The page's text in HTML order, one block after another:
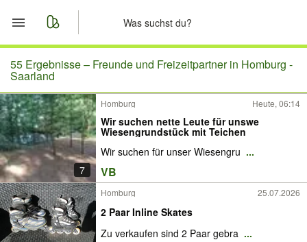
Start
Merkliste
Nachrichten
Anzeige aufgeben
55 Ergebnisse – Freunde und Freizeitpartner in Homburg -
Saarland
7
Homburg Heute, 06:14
Wir suchen nette Leute für unswe
Wiesengrundstück mit Teichen
Wir suchen für unser Wiesengru ...
VB
Homburg 25.07.2026
2 Paar Inline Skates
Zu verkaufen sind 2 Paar gebra ...